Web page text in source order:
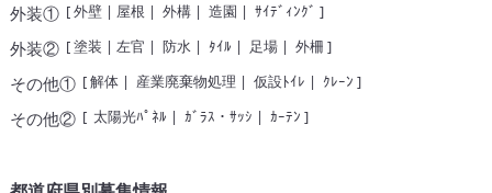
外装①[外壁| 屋根 | 外構| 造園 | ｻｲﾃﾞｨﾝｸﾞ ]
外装②[塗装 | 左官 | 防水| ﾀｲﾙ | 足場| 外柵 ]
その他①[解体| 産業廃棄物処理 | 仮設ﾄｲﾚ | ｸﾚｰﾝ ]
その他②[ 太陽光ﾊﾟﾈﾙ | ｶﾞﾗｽ・ｻｯｼ | ｶｰﾃﾝ ]